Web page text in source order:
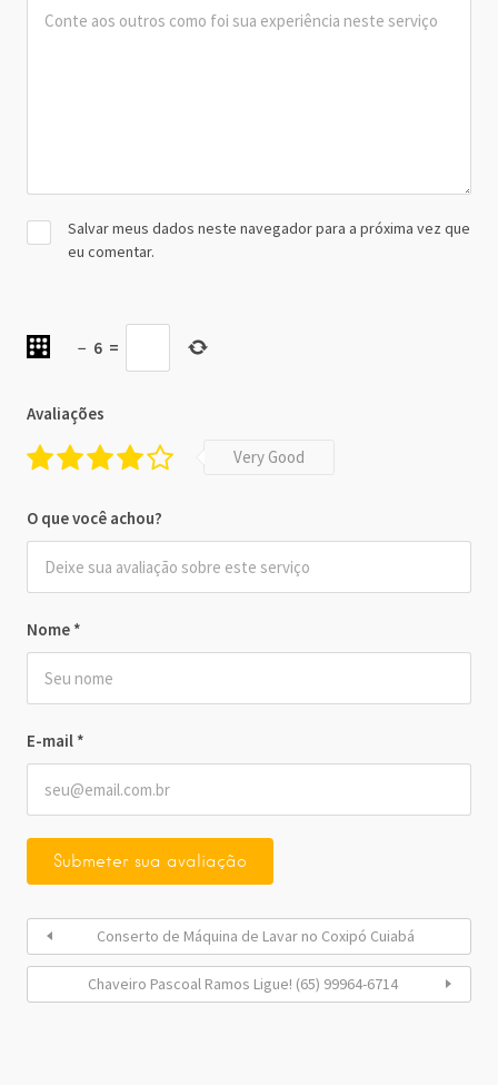
Nome *
E-mail *
Salvar meus dados neste navegador para a próxima vez que
eu comentar.
− 6 =
Avaliações
Very Good
O que você achou?
Conserto de Máquina de Lavar no Coxipó Cuiabá
Chaveiro Pascoal Ramos Ligue! (65) 99964-6714